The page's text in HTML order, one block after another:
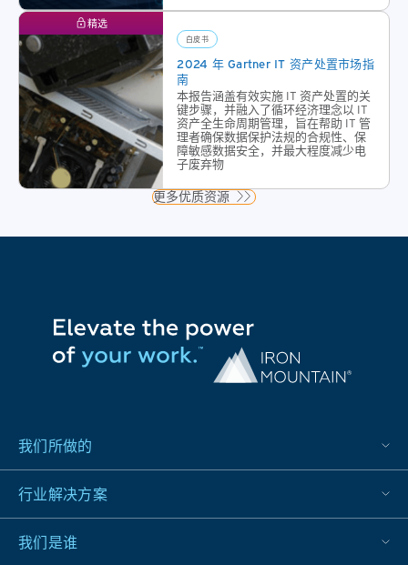
精选
白皮书
2024 年 Gartner IT 资产处置市场指
南
本报告涵盖有效实施 IT 资产处置的关
键步骤，并融入了循环经济理念以 IT
资产全生命周期管理，旨在帮助 IT 管
理者确保数据保护法规的合规性、保
障敏感数据安全，并最大程度减少电
子废弃物
更多优质资源
我们所做的
行业解决方案
我们是谁